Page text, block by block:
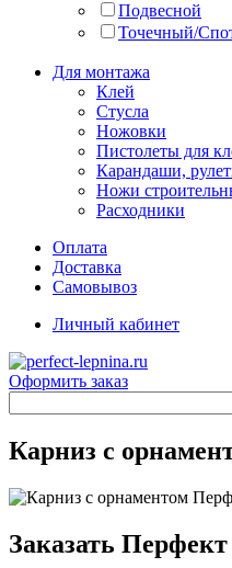
Подвесной
Точечный/
Для монтажа
Клей
Стусла
Ножовки
Пистолеты для
Карандаши,
Ножи
Расходники
Оплата
Доставка
Самовывоз
Личный кабинет
Оформить заказ
Карниз с
Заказать